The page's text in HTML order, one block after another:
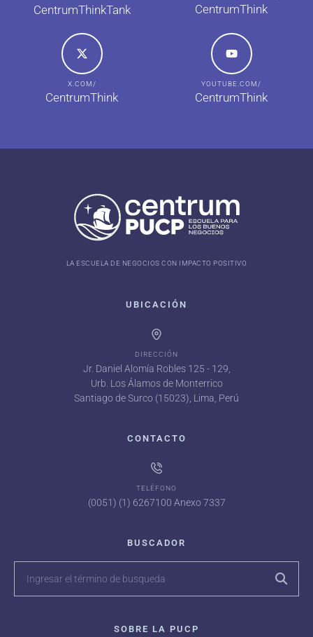
CentrumThinkTank CentrumThink
X.COM/
CentrumThink
YOUTUBE.COM/
CentrumThink
LA ESCUELA DE NEGOCIOS CON IMPACTO POSITIVO
UBICACIÓN
DIRECCIÓN
Jr. Daniel Alomía Robles 125 - 129,
Urb. Los Álamos de Monterrico
Santiago de Surco (15023), Lima, Perú
CONTACTO
TELÉFONO
(0051) (1) 6267100 Anexo 7337
BUSCADOR
SOBRE LA PUCP